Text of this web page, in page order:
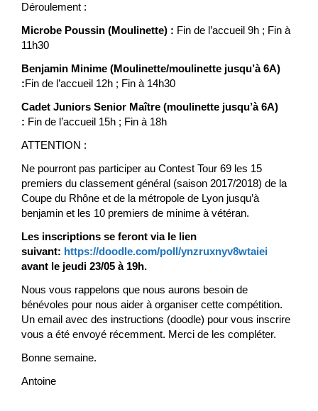
Déroulement :
Microbe Poussin (Moulinette) : Fin de l’accueil 9h ; Fin à
11h30
Benjamin Minime (Moulinette/moulinette jusqu’à 6A)
:Fin de l’accueil 12h ; Fin à 14h30
Cadet Juniors Senior Maître (moulinette jusqu’à 6A)
: Fin de l’accueil 15h ; Fin à 18h
ATTENTION :
Ne pourront pas participer au Contest Tour 69 les 15
premiers du classement général (saison 2017/2018) de la
Coupe du Rhône et de la métropole de Lyon jusqu’à
benjamin et les 10 premiers de minime à vétéran.
Les inscriptions se feront via le lien
suivant: https://doodle.com/poll/ynzruxnyv8wtaiei
avant le jeudi 23/05 à 19h.
Nous vous rappelons que nous aurons besoin de
bénévoles pour nous aider à organiser cette compétition.
Un email avec des instructions (doodle) pour vous inscrire
vous a été envoyé récemment. Merci de les compléter.
Bonne semaine.
Antoine